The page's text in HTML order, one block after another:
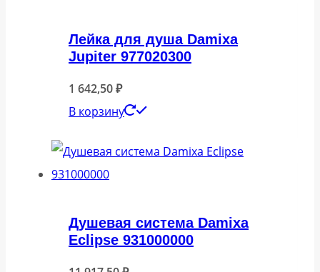
Лейка для душа Damixa
Jupiter 977020300
1 642,50₽
В корзину
Душевая система Damixa
Eclipse 931000000